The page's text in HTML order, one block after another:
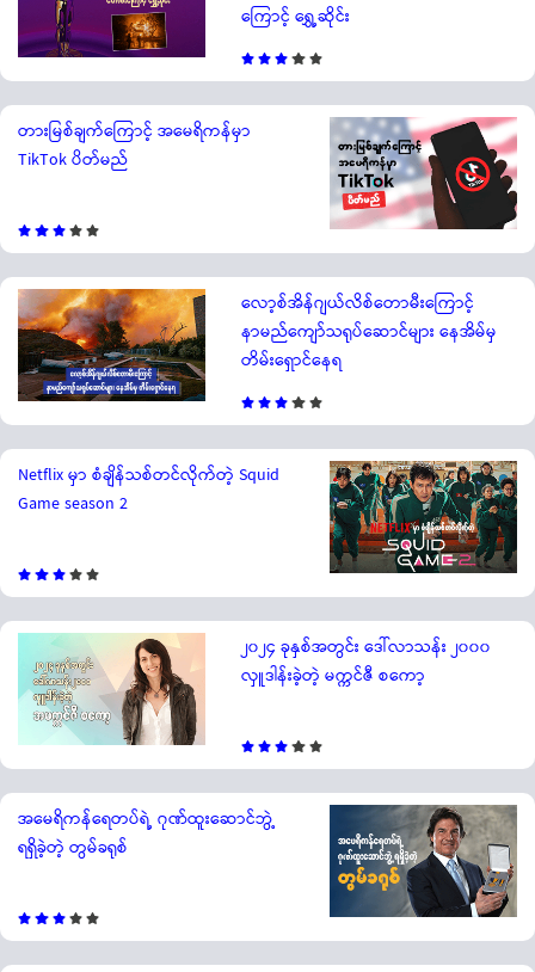
ကြောင့် ရွှေ့ဆိုင်း
တားမြစ်ချက်ကြောင့် အမေရိကန်မှာ
TikTok ပိတ်မည်
လော့စ်အိန်ဂျယ်လိစ်တောမီးကြောင့်
နာမည်ကျော်သရုပ်ဆောင်များ နေအိမ်မှ
တိမ်းရှောင်နေရ
Netflix မှာ စံချိန်သစ်တင်လိုက်တဲ့ Squid
Game season 2
၂၀၂၄ ခုနှစ်အတွင်း ဒေါ်လာသန်း ၂၀၀၀
လှူဒါန်းခဲ့တဲ့ မက္ကင်ဇီ စကော့
အမေရိကန်ရေတပ်ရဲ့ ဂုဏ်ထူးဆောင်ဘွဲ့
ရရှိခဲ့တဲ့ တွမ်ခရုစ်